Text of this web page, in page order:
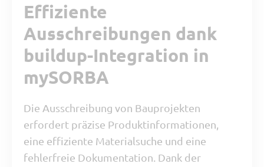
Effiziente
Ausschreibungen dank
buildup-Integration in
mySORBA
Die Ausschreibung von Bauprojekten
erfordert präzise Produktinformationen,
eine effiziente Materialsuche und eine
fehlerfreie Dokumentation. Dank der